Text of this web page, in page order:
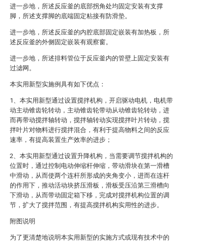
进一步地，所述反应釜的底部拐角处均固定安装有支撑
脚，所述支撑脚的底端固定粘接有防滑垫。
进一步地，所述反应釜的内腔底部固定嵌装有加热板，所
述反应釜的外侧固定嵌装有观察窗。
进一步地，所述排料管位于反应釜内的管壁上固定安装有
过滤网。
本实用新型实施例具有如下优点：
1、本实用新型通过设置搅拌机构，开启驱动电机，电机带
动主动锥齿轮转动，主动锥齿轮带动从动锥齿轮转动，进
而再带动搅拌轴转动，搅拌轴转动实现搅拌叶片转动，搅
拌叶片对物料进行搅拌混合，有利于提高物料之间的反应
速率，有提高装置生产效率的进步；
2、本实用新型通过设置升降机构，当需要调节搅拌机构的
位置时，通过控制电动伸缩杆伸缩，带动滑块在第一滑槽
中滑动，从而使两个连杆所形成的夹角变小，进而在连杆
的作用下，推动活动块挤压滑板，滑板受压沿第三滑槽向
下滑动，从而带动固定箱下移，完成对搅拌机构位置的调
节，扩大了搅拌范围，有提高搅拌机构实用性的进步。
附图说明
为了更清楚地说明本实用新型的实施方式或现有技术中的